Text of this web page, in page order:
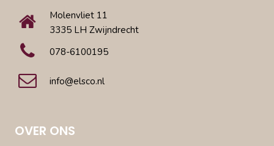
Molenvliet 11
3335 LH Zwijndrecht
078-6100195
info@elsco.nl
OVER ONS